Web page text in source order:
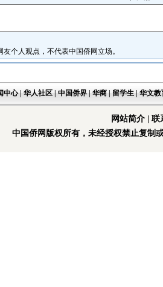
观点，不代表中国侨网立场。
中心| 华人社区| 中国侨界| 华商| 留学生| 华文教
网站简介| 联
中国侨网版权所有，未经授权禁止复制